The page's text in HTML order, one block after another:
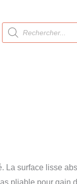
Recherche
de
produits
surface lisse